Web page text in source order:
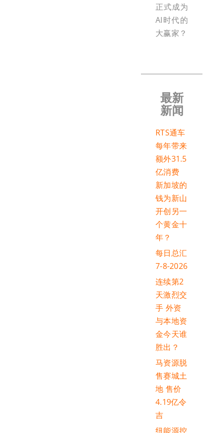
正式成为
AI时代的
大赢家？
最新
新闻
RTS通车
每年带来
额外31.5
亿消费
新加坡的
钱为新山
开创另一
个黄金十
年？
每日总汇
7-8-2026
连续第2
天激烈交
手 外资
与本地资
金今天谁
胜出？
马资源脱
售赛城土
地 售价
4.19亿令
吉
纽能源控